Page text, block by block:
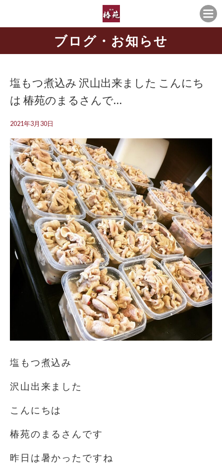
ブログ・お知らせ
塩もつ煮込み 沢山出来ました こんにち
は️ 椿苑のまるさんで…
2021年3月30日
塩もつ煮込み
沢山出来ました
こんにちは️
椿苑のまるさんです
昨日は暑かった️ですね